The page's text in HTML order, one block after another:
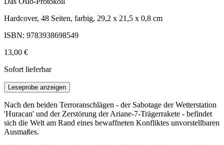
Hardcover, 48 Seiten, farbig, 29,2 x 21,5 x 0,8 cm
ISBN: 9783938698549
13,00 €
Sofort lieferbar
Leseprobe anzeigen
Nach den beiden Terroranschlägen - der Sabotage der Wetterstation
'Huracan' und der Zerstörung der Ariane-7-Trägerrakete - befindet
sich die Welt am Rand eines bewaffneten Konfliktes unvorstellbaren
Ausmaßes.